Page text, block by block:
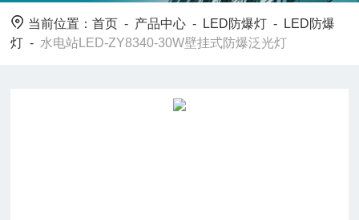
当前位置：首页 - 产品中心 - LED防爆灯 -
LED防爆
灯 - 水电站LED-ZY8340-30W壁挂式防爆泛光灯